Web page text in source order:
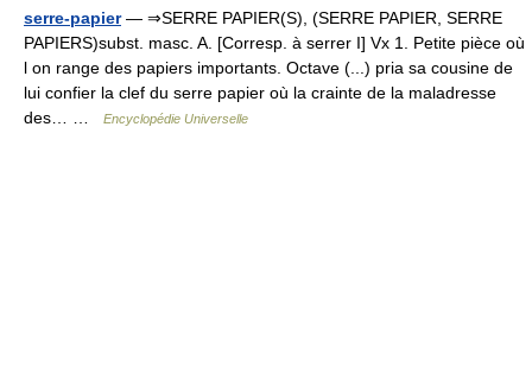
serre-papier— ⇒SERRE PAPIER(S), (SERRE PAPIER, SERRE
PAPIERS)subst. masc. A. [Corresp. à serrer I] Vx 1. Petite pièce où
l on range des papiers importants. Octave (...) pria sa cousine de
lui confier la clef du serre papier où la crainte de la maladresse
des… …
Encyclopédie Universelle